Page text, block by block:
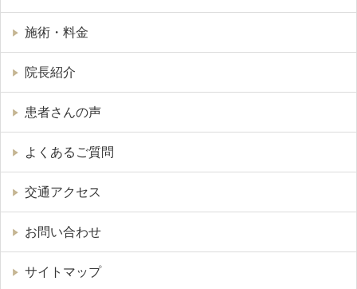
施術・料金
院長紹介
患者さんの声
よくあるご質問
交通アクセス
お問い合わせ
サイトマップ